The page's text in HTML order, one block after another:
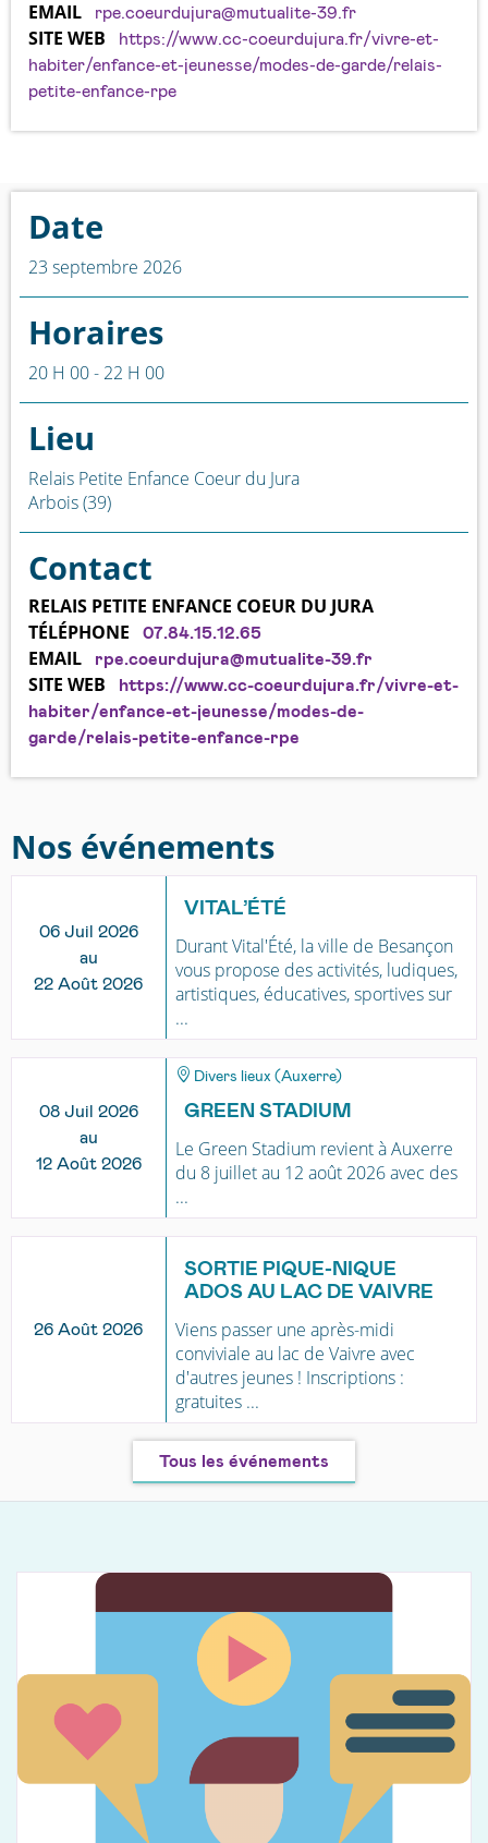
EMAIL rpe.coeurdujura@mutualite-39.fr
SITE WEB
https://www.cc-coeurdujura.fr/vivre-et-
habiter/enfance-et-jeunesse/modes-de-garde/relais-
petite-enfance-rpe
Date
23 septembre 2026
Horaires
20 H 00 - 22 H 00
Lieu
Relais Petite Enfance Coeur du Jura
Arbois (39)
Contact
RELAIS PETITE ENFANCE COEUR DU JURA
TÉLÉPHONE
07.84.15.12.65
EMAIL rpe.coeurdujura@mutualite-39.fr
SITE WEB
https://www.cc-coeurdujura.fr/vivre-et-
habiter/enfance-et-jeunesse/modes-de-
garde/relais-petite-enfance-rpe
Nos événements
06 Juil 2026
au
22 Août 2026
VITAL’ÉTÉ
Durant Vital'Été, la ville de Besançon
vous propose des activités, ludiques,
artistiques, éducatives, sportives sur
...
08 Juil 2026
au
12 Août 2026
Divers lieux (Auxerre)
GREEN STADIUM
Le Green Stadium revient à Auxerre
du 8 juillet au 12 août 2026 avec des
...
26 Août 2026
SORTIE PIQUE-NIQUE
ADOS AU LAC DE VAIVRE
Viens passer une après-midi
conviviale au lac de Vaivre avec
d'autres jeunes ! Inscriptions :
gratuites ...
Tous les événements